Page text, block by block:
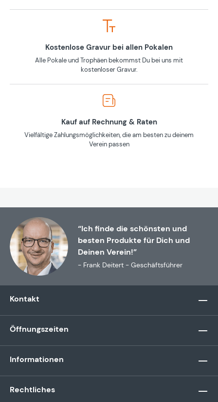
Kostenlose Gravur bei allen Pokalen
Alle Pokale und Trophäen bekommst Du bei uns mit
kostenloser Gravur.
Kauf auf Rechnung & Raten
Vielfältige Zahlungsmöglichkeiten, die am besten zu deinem
Verein passen
“Ich finde die schönsten und
besten Produkte für Dich und
Deinen Verein!”
- Frank Deitert - Geschäftsführer
Kontakt
Öffnungszeiten
Informationen
Rechtliches